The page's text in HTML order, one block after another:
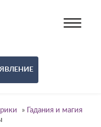
»
Гадания и магия